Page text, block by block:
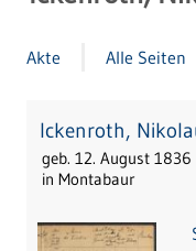
Akte Alle Seiten
Ickenroth,
geb. 12. August
in Montabaur